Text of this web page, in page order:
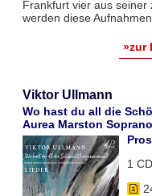
Frankfurt vier aus seiner
werden diese
»zur
Viktor Ullmann
Wo hast du all die
Aurea Marston
1